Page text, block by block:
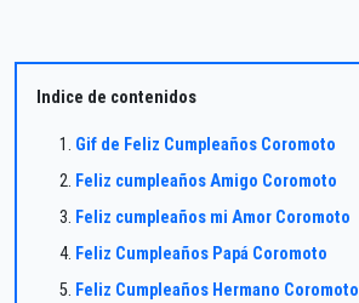
Indice de contenidos
Gif de Feliz Cumpleaños Coromoto
Feliz cumpleaños Amigo Coromoto
Feliz cumpleaños mi Amor Coromoto
Feliz Cumpleaños Papá Coromoto
Feliz Cumpleaños Hermano Coromoto